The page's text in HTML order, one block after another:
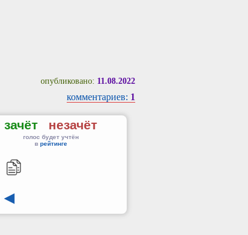
опубликовано: 11.08.2022
комментариев: 1
зачёт незачёт
голос будет учтён
в рейтинге
◀